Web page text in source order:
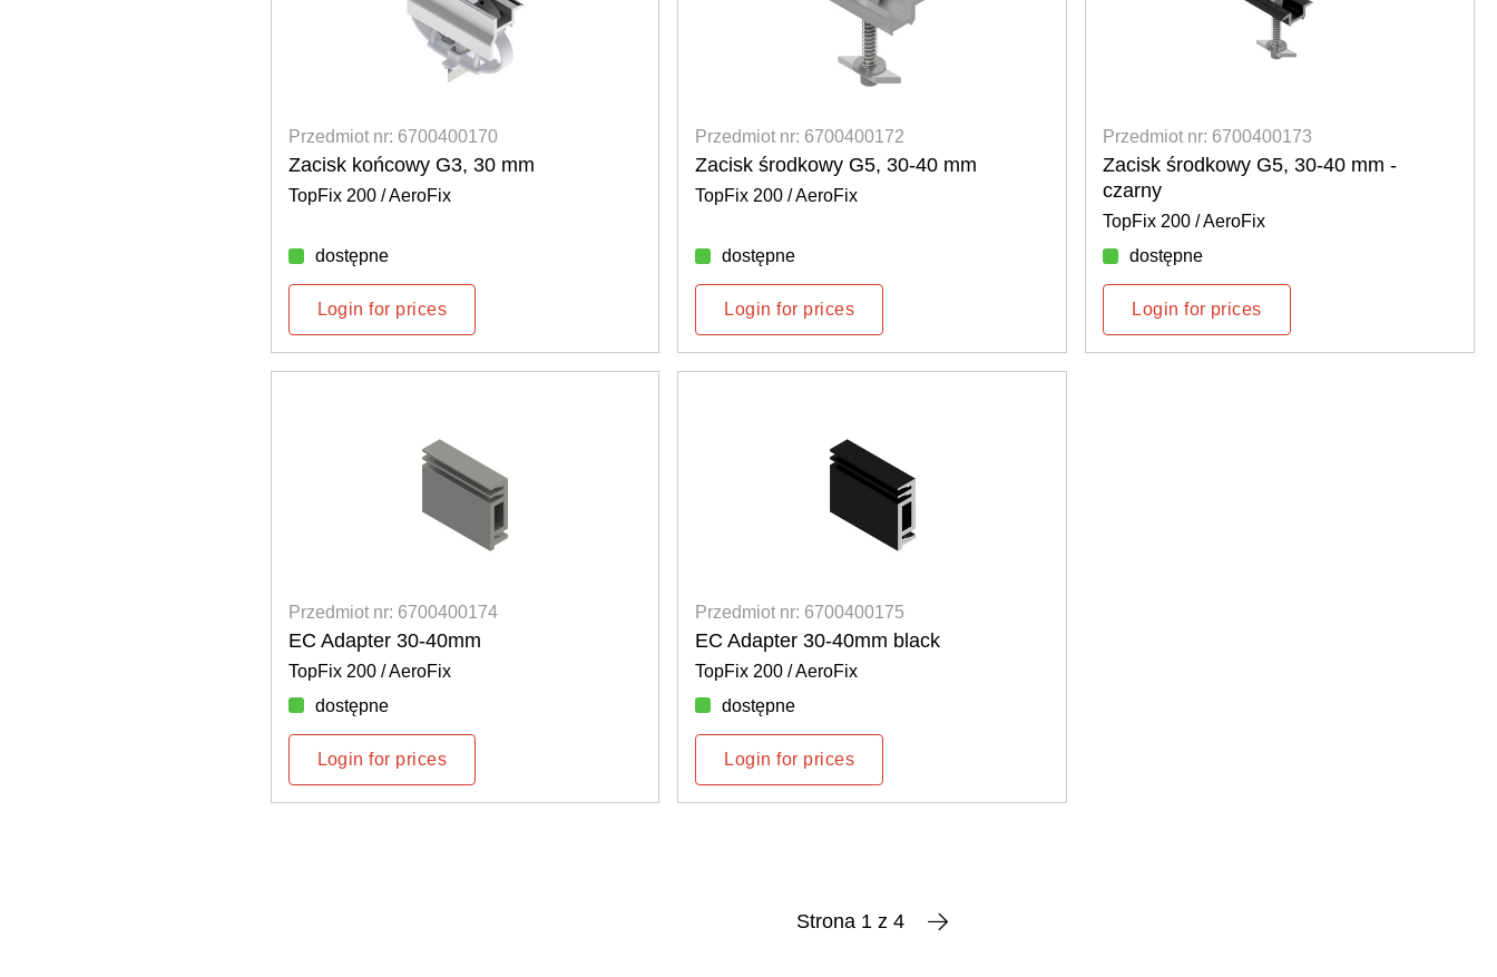
Przedmiot nr: 6700400170
Zacisk końcowy G3, 30 mm
TopFix 200 / AeroFix
dostępne
Login for prices
Przedmiot nr: 6700400172
Zacisk środkowy G5, 30-40 mm
TopFix 200 / AeroFix
dostępne
Login for prices
Przedmiot nr: 6700400173
Zacisk środkowy G5, 30-40 mm -
czarny
TopFix 200 / AeroFix
dostępne
Login for prices
Przedmiot nr: 6700400174
EC Adapter 30-40mm
TopFix 200 / AeroFix
dostępne
Login for prices
Przedmiot nr: 6700400175
EC Adapter 30-40mm black
TopFix 200 / AeroFix
dostępne
Login for prices
Strona 1 z 4